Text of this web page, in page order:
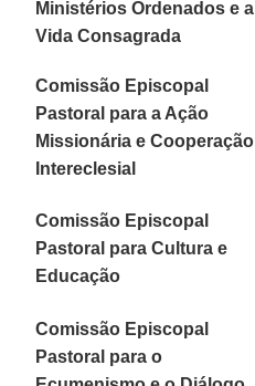
Ministérios Ordenados e a
Vida Consagrada
Comissão Episcopal
Pastoral para a Ação
Missionária e Cooperação
Intereclesial
Comissão Episcopal
Pastoral para Cultura e
Educação
Comissão Episcopal
Pastoral para o